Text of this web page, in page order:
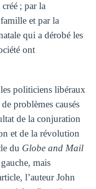
; par la
et par la
qui a dérobé les
ont
politiciens libéraux
problèmes causés
de la conjuration
et de la révolution
du Globe and Mail
mais
l’auteur John